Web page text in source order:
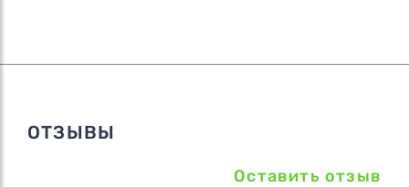
ОТЗЫВЫ
Оставить отзыв